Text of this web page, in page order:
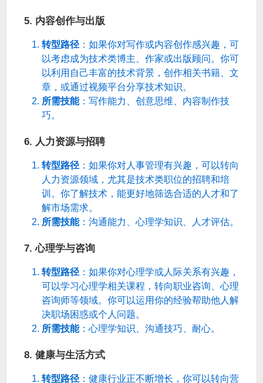
5. 内容创作与出版
转型路径 ：如果你对写作或内容创作感兴趣，可
以考虑成为技术类博主、作家或出版顾问。你可
以利用自己丰富的技术背景，创作相关书籍、文
章，或通过视频平台分享技术知识。
所需技能：写作能力、创意思维、内容制作技
巧。
6. 人力资源与招聘
转型路径 ：如果你对人事管理有兴趣，可以转向
人力资源领域，尤其是技术类职位的招聘和培
训。你了解技术，能更好地筛选合适的人才和了
解市场需求。
所需技能：沟通能力、心理学知识、人才评估。
7.心理学与咨询
转型路径 ：如果你对心理学或人际关系有兴趣，
可以学习心理学相关课程，转向职业咨询、心理
咨询师等领域。你可以运用你的经验帮助他人解
决职场困惑或个人问题。
所需技能：心理学知识、沟通技巧、耐心。
8. 健康与生活方式
转型路径 ：健康行业正不断增长，你可以转向营